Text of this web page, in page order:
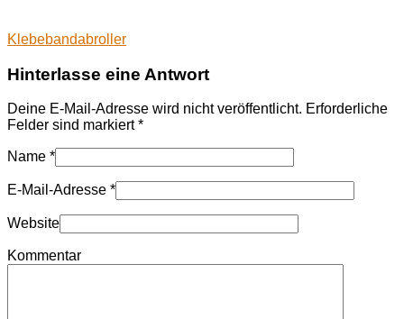
Klebebandabroller
Hinterlasse eine Antwort
Deine E-Mail-Adresse wird nicht veröffentlicht. Erforderliche
Felder sind markiert*
Name *
E-Mail-Adresse *
Website
Kommentar